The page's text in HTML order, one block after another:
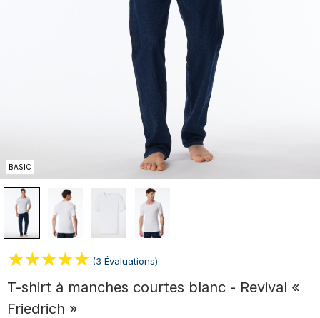
BASIC
(3 Évaluations)
T-shirt à manches courtes blanc - Revival «
Friedrich »